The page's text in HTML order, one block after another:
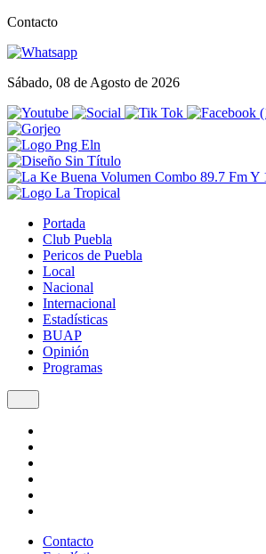
Contacto
Sábado, 08 de Agosto de 2026
Portada
Club Puebla
Pericos de Puebla
Local
Nacional
Internacional
Estadísticas
BUAP
Opinión
Programas
Contacto